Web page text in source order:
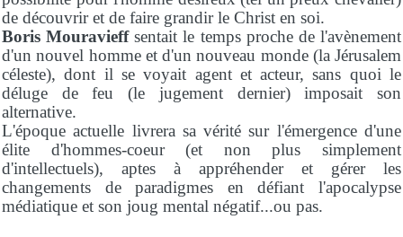
de découvrir et de faire grandir le Christ en soi.
Boris Mouravieffsentait le temps proche de l'avènement
d'un nouvel homme et d'un nouveau monde (la Jérusalem
céleste), dont il se voyait agent et acteur, sans quoi le
déluge de feu (le jugement dernier) imposait son
alternative.
L'époque actuelle livrera sa vérité sur l'émergence d'une
élite d'hommes-coeur (et non plus simplement
d'intellectuels), aptes à appréhender et gérer les
changements de paradigmes en défiant l'apocalypse
médiatique et son joug mental négatif...ou pas.